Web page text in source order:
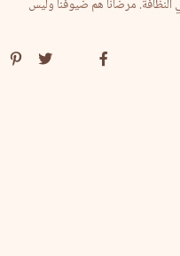
النظافة. مرضانا هم ضيوفنا وليس